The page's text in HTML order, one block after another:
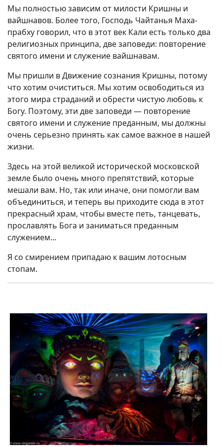
Мы полностью зависим от милости Кришны и
вайшнавов. Более того, Господь Чайтанья Маха-
прабху говорил, что в этот век Кали есть только два
религиозных принципа, две заповеди: повторение
святого имени и служение вайшнавам.
Мы пришли в Движение сознания Кришны, потому
что хотим очиститься. Мы хотим освободиться из
этого мира страданий и обрести чистую любовь к
Богу. Поэтому, эти две заповеди — повторение
святого имени и служение преданным, мы должны
очень серьезно принять как самое важное в нашей
жизни.
Здесь на этой великой исторической московской
земле было очень много препятствий, которые
мешали вам. Но, так или иначе, они помогли вам
объединиться, и теперь вы приходите сюда в этот
прекрасный храм, чтобы вместе петь, танцевать,
прославлять Бога и заниматься преданным
служением...
Я со смирением припадаю к вашим лотосным
стопам.